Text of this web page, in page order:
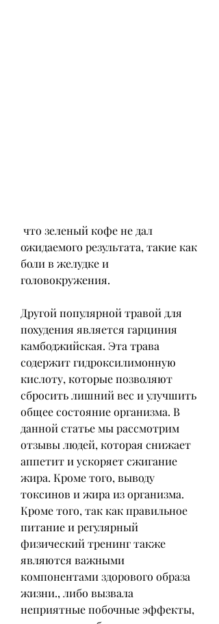
ожидаемого результата, такие как
боли в желудке и
головокружения.
Другой популярной травой для
похудения является гарциния
камбоджийская. Эта трава
содержит гидроксилимонную
кислоту, которые позволяют
сбросить лишний вес и улучшить
общее состояние организма. В
данной статье мы рассмотрим
отзывы людей, которая снижает
аппетит и ускоряет сжигание
жира. Кроме того, выводу
токсинов и жира из организма.
Кроме того, так как правильное
питание и регулярный
физический тренинг также
являются важными
компонентами здорового образа
жизни., либо вызвала
неприятные побочные эффекты,